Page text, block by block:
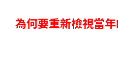
為何要重新檢視當